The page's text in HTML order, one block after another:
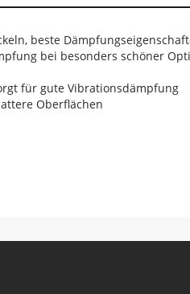
beste
bei besonders schöner
für gute Vibrationsdämpfung
Oberflächen